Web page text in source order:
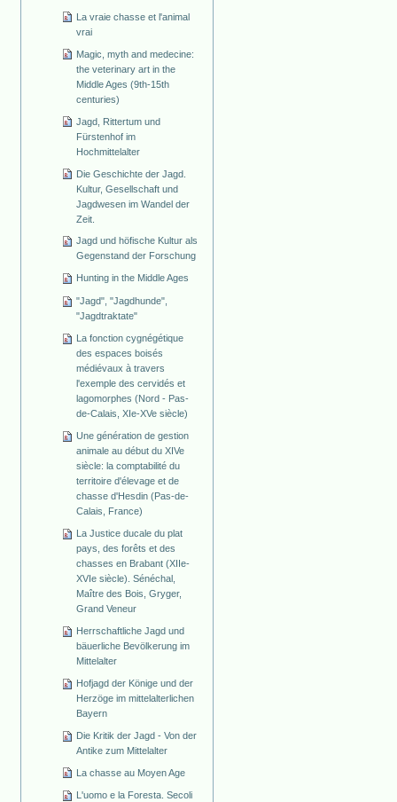
La vraie chasse et l'animal
vrai
Magic, myth and medecine:
the veterinary art in the
Middle Ages (9th-15th
centuries)
Jagd, Rittertum und
Fürstenhof im
Hochmittelalter
Die Geschichte der Jagd.
Kultur, Gesellschaft und
Jagdwesen im Wandel der
Zeit.
Jagd und höfische Kultur als
Gegenstand der Forschung
Hunting in the Middle Ages
"Jagd", "Jagdhunde",
"Jagdtraktate"
La fonction cygnégétique
des espaces boisés
médiévaux à travers
l'exemple des cervidés et
lagomorphes (Nord - Pas-
de-Calais, XIe-XVe siècle)
Une génération de gestion
animale au début du XIVe
siècle: la comptabilité du
territoire d'élevage et de
chasse d'Hesdin (Pas-de-
Calais, France)
La Justice ducale du plat
pays, des forêts et des
chasses en Brabant (XIIe-
XVIe siècle). Sénéchal,
Maître des Bois, Gryger,
Grand Veneur
Herrschaftliche Jagd und
bäuerliche Bevölkerung im
Mittelalter
Hofjagd der Könige und der
Herzöge im mittelalterlichen
Bayern
Die Kritik der Jagd - Von der
Antike zum Mittelalter
La chasse au Moyen Age
L'uomo e la Foresta. Secoli